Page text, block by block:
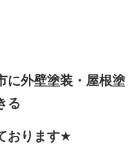
に外壁塗装・屋根塗
る
おります★